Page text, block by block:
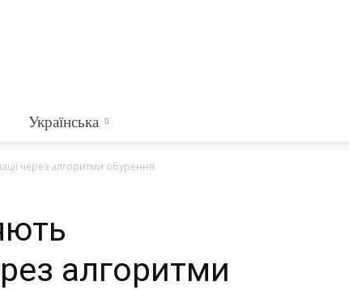
Українська
через алгоритми обурення
алгоритми